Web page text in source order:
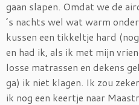
gaan slapen. Omdat we de
’s nachts wel wat warm
kussen een tikkeltje hard
en had ik, als ik met mijn
losse matrassen en dekens
ga) ik niet klagen. Ik zou
ik nog een keertje naar